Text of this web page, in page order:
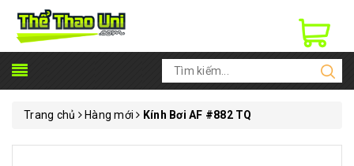
Trang chủ Hàng mới Kính Bơi AF #882 TQ